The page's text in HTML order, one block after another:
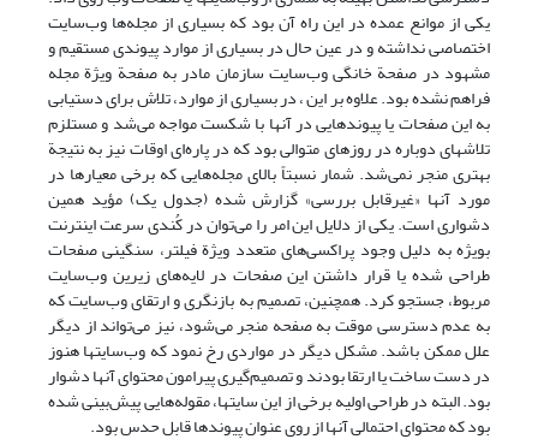
یکی از موانع عمده در این راه آن بود که بسیاری از مجله‌ها وب‌سایت
اختصاصی نداشته و در عین حال در بسیاری از موارد پیوندی مستقیم و
مشهود در صفحة خانگی وب‌سایت‌ سازمان مادر به صفحة ویژة مجله
فراهم نشده بود. علاوه بر این ، در بسیاری از موارد، تلاش برای دستیابی
به این صفحات یا پیوندهایی در آنها با شکست مواجه می‌شد و مستلزم
تلاشهای دوباره در روزهای متوالی بود که در پاره‌ای اوقات نیز به نتیجة
بهتری منجر نمی‌شد. شمار نسبتاً بالای مجله‌هایی که برخی معیارها در
مورد آنها «غیرقابل بررسی» گزارش شده (جدول یک) مؤید همین
دشواری است. یکی از دلایل این امر را می‌توان در کُندی سرعت اینترنت
بویژه به دلیل وجود پراکسی‌های متعدد ویژة فیلتر، سنگینی صفحات
طراحی شده یا قرار داشتن این صفحات در لایه‌های زیرین وب‌سایت
مربوط، جستجو کرد. همچنین، تصمیم به بازنگری و ارتقای وب‌سایت که
به عدم دسترسی موقت به صفحه منجر می‌شود، نیز می‌تواند از دیگر
علل ممکن باشد. مشکل دیگر در مواردی رخ نمود که وب‌سایتها هنوز
در دست ساخت یا ارتقا بودند و تصمیم‌گیری پیرامون محتوای آنها دشوار
بود. البته در طراحی اولیه برخی از این سایتها، مقوله‌هایی پیش‌بینی شده
بود که محتوای احتمالی آنها از روی عنوان پیوندها قابل حدس بود.